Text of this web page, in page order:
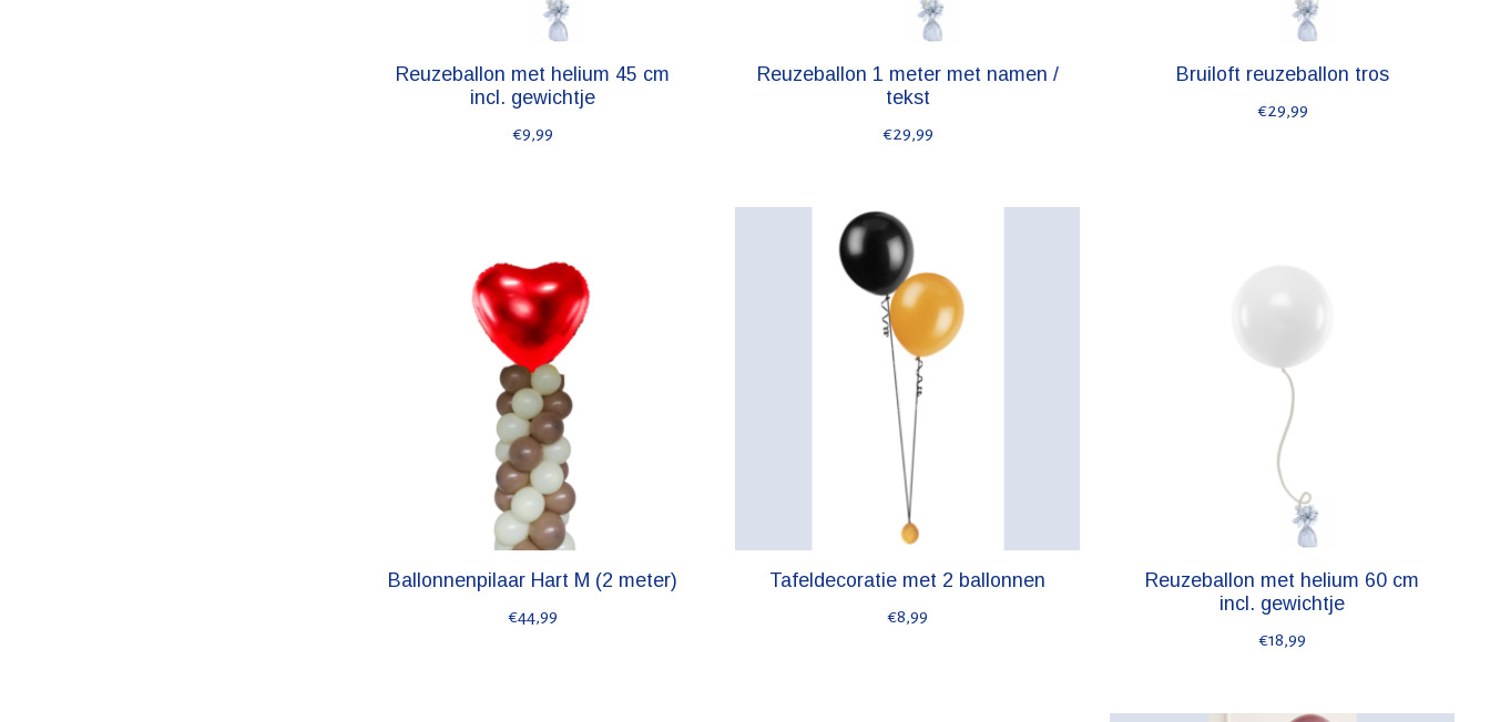
Reuzeballon met helium 45 cm
incl. gewichtje
€9,99
Reuzeballon 1 meter met namen /
tekst
€29,99
Bruiloft reuzeballon tros
€29,99
Ballonnenpilaar Hart M (2 meter)
€44,99
Tafeldecoratie met 2 ballonnen
€8,99
Reuzeballon met helium 60 cm
incl. gewichtje
€18,99